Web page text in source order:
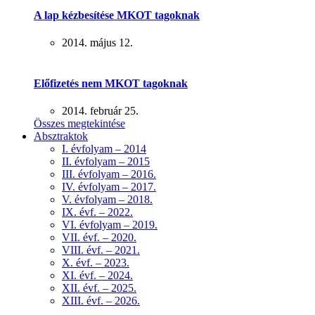
A lap kézbesítése MKOT tagoknak
2014. május 12.
Előfizetés nem MKOT tagoknak
2014. február 25.
Összes megtekintése
Absztraktok
I. évfolyam – 2014
II. évfolyam – 2015
III. évfolyam – 2016.
IV. évfolyam – 2017.
V. évfolyam – 2018.
IX. évf. – 2022.
VI. évfolyam – 2019.
VII. évf. – 2020.
VIII. évf. – 2021.
X. évf. – 2023.
XI. évf. – 2024.
XII. évf. – 2025.
XIII. évf. – 2026.